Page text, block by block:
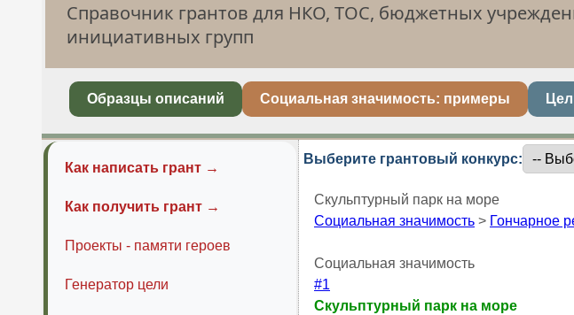
Справочник грантов для НКО, ТОС, бюджетных
инициативных групп
Образцы описаний Социальная значимость: примеры
Как написать грант →
Как получить грант →
Проекты - памяти героев
Генератор цели
Выберите грантовый конкурс:
Скульптурный парк на море
Социальная значимость > Гончарное
Социальная значимость
#1
Скульптурный парк на море